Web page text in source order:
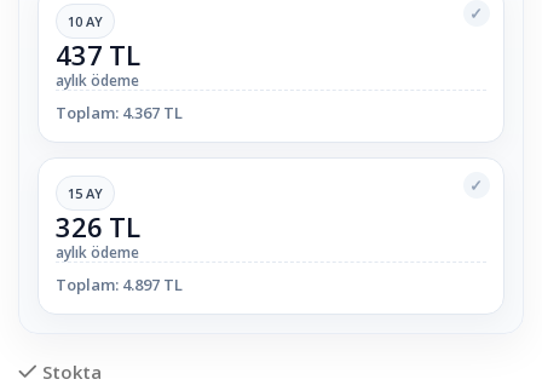
✓
10 AY
437 TL
aylık ödeme
Toplam: 4.367 TL
✓
15 AY
326 TL
aylık ödeme
Toplam: 4.897 TL
Stokta